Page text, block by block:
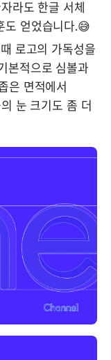
라도 한글 서체
도 얻었습니다.😅
로고의 가독성을
본적으로 심볼과
은 면적에서
눈 크기도 좀 더